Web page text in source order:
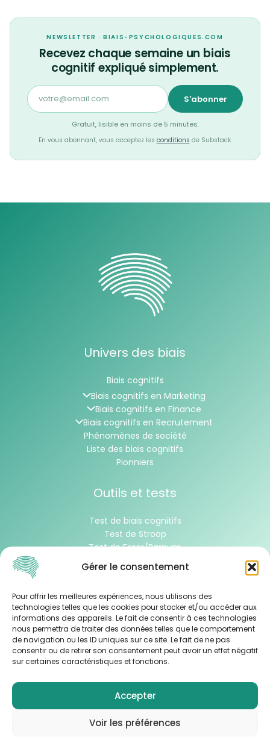
Gérer le consentement
Pour offrir les meilleures expériences, nous utilisons des
technologies telles que les cookies pour stocker et/ou accéder aux
informations des appareils. Le fait de consentir à ces technologies
nous permettra de traiter des données telles que le comportement
de navigation ou les ID uniques sur ce site. Le fait de ne pas
consentir ou de retirer son consentement peut avoir un effet négatif
sur certaines caractéristiques et fonctions.
Accepter
Voir les préférences
NEWSLETTER · BIAIS-PSYCHOLOGIQUES.COM
Recevez chaque semaine un biais
cognitif expliqué simplement.
S'abonner
Gratuit, lisible en moins de 5 minutes.
En vous abonnant, vous acceptez les conditions de Substack.
Univers des biais
Biais cognitifs
Biais cognitifs en Marketing
Biais cognitifs en Finance
Biais cognitifs en Recrutement
Phénomènes de société
Liste des biais cognitifs
Pionniers
Outils et tests
Test de biais cognitifs
Test de Stroop
Test de Forer/Barnum
Test de Wason
À propos
Contacter l’équipe
création et développement parJean-Christophe